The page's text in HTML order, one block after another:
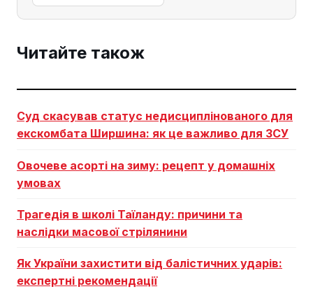
Читайте також
Суд скасував статус недисциплінованого для
екскомбата Ширшина: як це важливо для ЗСУ
Овочеве асорті на зиму: рецепт у домашніх
умовах
Трагедія в школі Таїланду: причини та
наслідки масової стрілянини
Як України захистити від балістичних ударів:
експертні рекомендації